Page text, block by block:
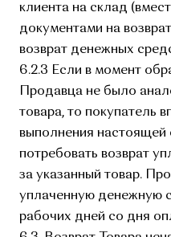
клиента на склад
документами на
возврат денежных
6.2.3 Если в момент
Продавца не было
товара, то покупатель
выполнения настоящей
потребовать возврат
за указанный товар.
уплаченную денежную
рабочих дней со дня